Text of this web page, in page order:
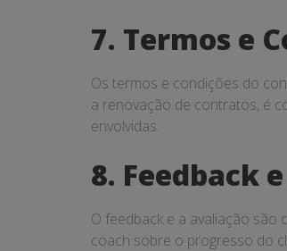
7. Termos e
Os termos e condições do
a renovação de contratos, é
envolvidas.
8. Feedback
O feedback e a avaliação
coach sobre o progresso do